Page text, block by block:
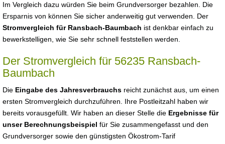
Im Vergleich dazu würden Sie beim Grundversorger bezahlen. Die
Ersparnis von können Sie sicher anderweitig gut verwenden. Der
Stromvergleich für Ransbach-Baumbach ist denkbar einfach zu
bewerkstelligen, wie Sie sehr schnell feststellen werden.
Der Stromvergleich für 56235 Ransbach-
Baumbach
Die Eingabe des Jahresverbrauchs reicht zunächst aus, um einen
ersten Stromvergleich durchzuführen. Ihre Postleitzahl haben wir
bereits vorausgefüllt. Wir haben an dieser Stelle die Ergebnisse für
unser Berechnungsbeispiel für Sie zusammengefasst und den
Grundversorger sowie den günstigsten Ökostrom-Tarif